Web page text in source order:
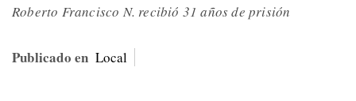
Roberto Francisco N. recibió 31 años de prisión
Publicado en Local